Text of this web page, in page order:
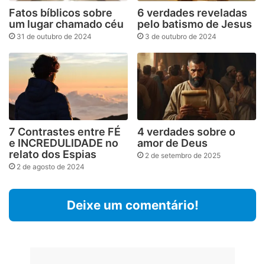
Fatos bíblicos sobre
um lugar chamado céu
31 de outubro de 2024
6 verdades reveladas
pelo batismo de Jesus
3 de outubro de 2024
7 Contrastes entre FÉ
e INCREDULIDADE no
relato dos Espias
2 de agosto de 2024
4 verdades sobre o
amor de Deus
2 de setembro de 2025
Deixe um comentário!